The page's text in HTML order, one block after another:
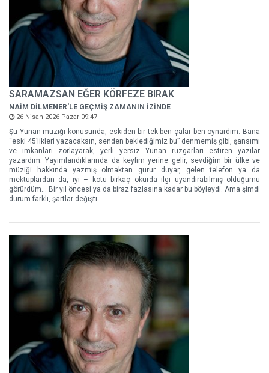
SARAMAZSAN EĞER KÖRFEZE BIRAK
NAİM DİLMENER'LE GEÇMİŞ ZAMANIN İZİNDE
26 Nisan 2026 Pazar 09:47
Şu Yunan müziği konusunda, eskiden bir tek ben çalar ben oynardım. Bana
“eski 45’likleri yazacaksın, senden beklediğimiz bu” denmemiş gibi, şansımı
ve imkanları zorlayarak, yerli yersiz Yunan rüzgarları estiren yazılar
yazardım. Yayımlandıklarında da keyfim yerine gelir, sevdiğim bir ülke ve
müziği hakkında yazmış olmaktan gurur duyar, gelen telefon ya da
mektuplardan da, iyi – kötü birkaç okurda ilgi uyandırabilmiş olduğumu
görürdüm... Bir yıl öncesi ya da biraz fazlasına kadar bu böyleydi. Ama şimdi
durum farklı, şartlar değişti...